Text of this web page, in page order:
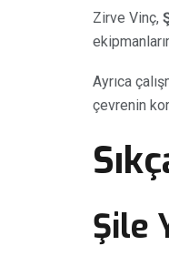
Zirve Vinç,
Ayrıca
çevrenin
Şile